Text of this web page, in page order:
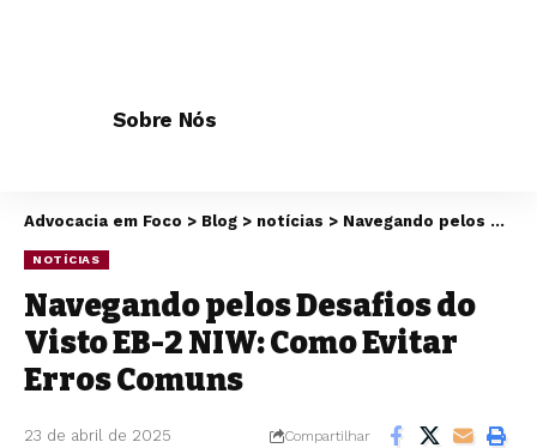
Sobre Nós
Advocacia em Foco > Blog > notícias > Navegando pelos Desafios do Visto EB-2 NIW: Como Evitar Erros Comuns
NOTÍCIAS
Navegando pelos Desafios do
Visto EB-2 NIW: Como Evitar
Erros Comuns
23 de abril de 2025 Compartilhar